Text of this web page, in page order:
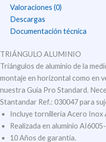
Valoraciones (0)
Descargas
Documentación técnica
TRIÁNGULO ALUMINIO
Triángulos de aluminio de la
montaje en horizontal como en
nuestra Guía Pro Standard.
Stantandar Ref.: 030047 para
Incluye tornillería Acero Inox
Realizada en aluminio
10 Años de garantía.